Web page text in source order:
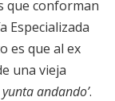
que conforman
Especializada
es que al ex
una vieja
andando’.